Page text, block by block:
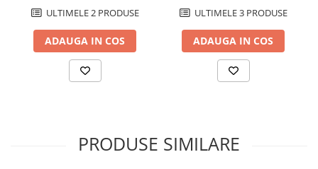
ULTIMELE 2 PRODUSE
ADAUGA IN COS
ULTIMELE 3 PRODUSE
ADAUGA IN COS
PRODUSE SIMILARE